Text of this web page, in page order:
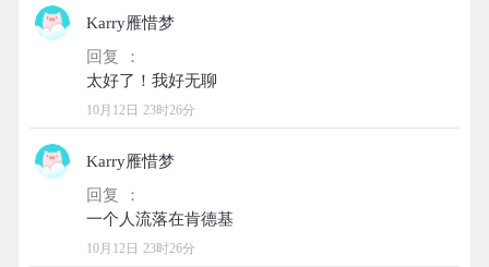
Karry雁惜梦
回复 ：
10月12日 23时26分
Karry雁惜梦
回复 ：
10月12日 23时26分